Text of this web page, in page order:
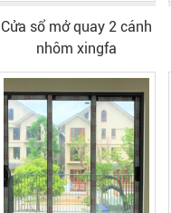
Cửa sổ mở quay 2 cánh
nhôm xingfa